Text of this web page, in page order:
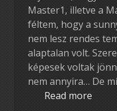
Master1, illetve a
féltem, hogy a
nem lesz rendes
alaptalan volt.
képesek voltak
nem annyira… De
Read more